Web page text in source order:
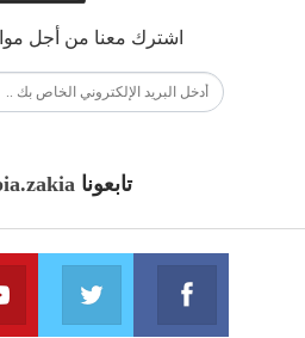
اشترك معنا من أجل
تابعونا
فايسبوك
انضم الينا انضم